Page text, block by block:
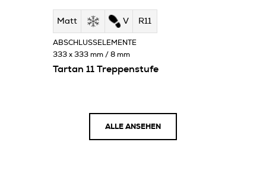
Matt V R11
Tartan 11 Treppenstufe
ABSCHLUSSELEMENTE
333 x 333 mm / 8 mm
ALLE ANSEHEN